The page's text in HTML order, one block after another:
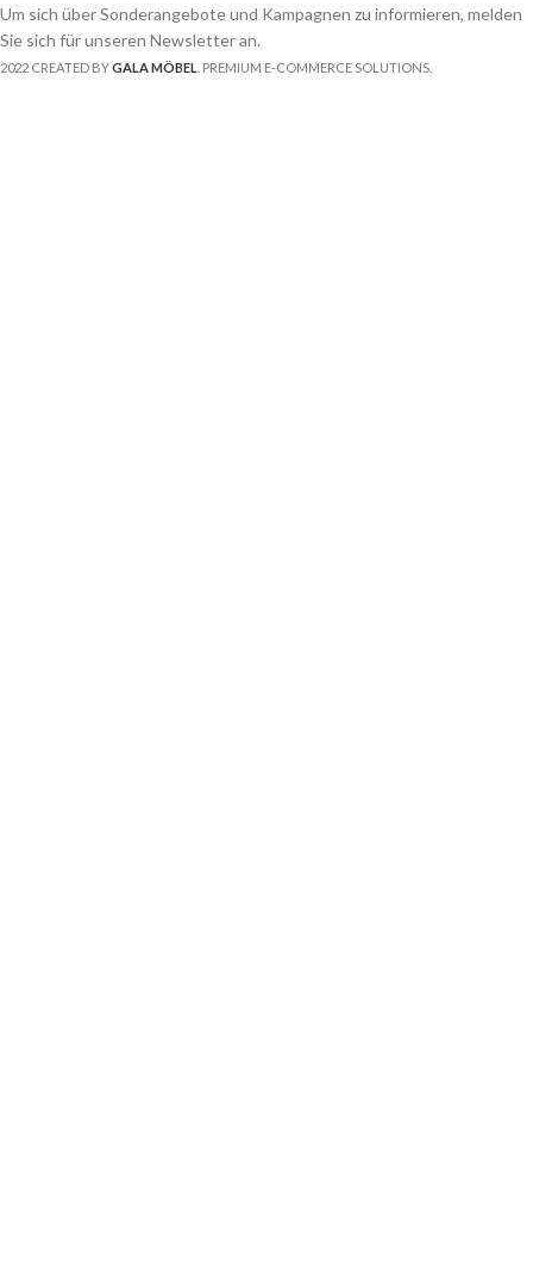
Um sich über Sonderangebote und Kampagnen zu informieren, melden
Sie sich für unseren Newsletter an.
2022 CREATED BYGALA MÖBEL . PREMIUM E-COMMERCE SOLUTIONS.